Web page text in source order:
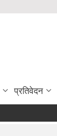
प्रतिवेदन